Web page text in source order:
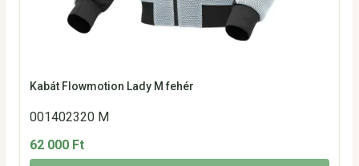
Kabát Flowmotion Lady M fehér
001402320 M
62 000 Ft